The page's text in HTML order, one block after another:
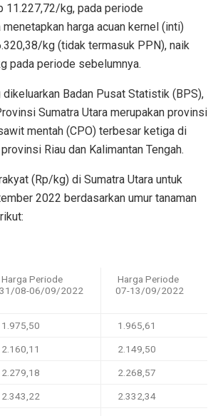
11.227,72/kg, pada periode
harga acuan kernel (inti)
kg (tidak termasuk PPN), naik
pada periode sebelumnya.
dikeluarkan Badan Pusat Statistik (BPS),
Sumatra Utara merupakan provinsi
mentah (CPO) terbesar ketiga di
Riau dan Kalimantan Tengah.
(Rp/kg) di Sumatra Utara untuk
2022 berdasarkan umur tanaman
Harga Periode
31/08-06/09/2022
Harga Periode
07-13/09/2022
1.975,50 1.965,61
2.160,11 2.149,50
2.279,18 2.268,57
2.343,22 2.332,34